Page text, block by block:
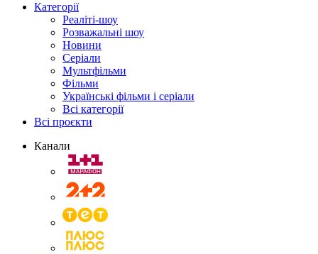
Категорії
Реаліті-шоу
Розважальні шоу
Новини
Серіали
Мультфільми
Фільми
Українські фільми і серіали
Всі категорії
Всі проєкти
Канали